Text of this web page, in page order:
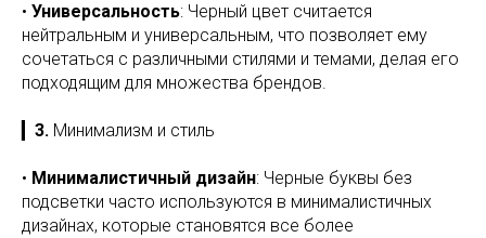
• Универсальность: Черный цвет считается
нейтральным и универсальным, что позволяет ему
сочетаться с различными стилями и темами, делая его
подходящим для множества брендов.
3. Минимализм и стиль
• Минималистичный дизайн: Черные буквы без
подсветки часто используются в минималистичных
дизайнах, которые становятся все более